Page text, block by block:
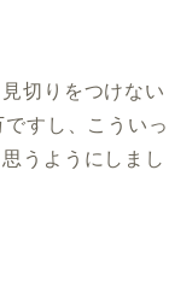
切りをつけない
すし、こういっ
うようにしまし